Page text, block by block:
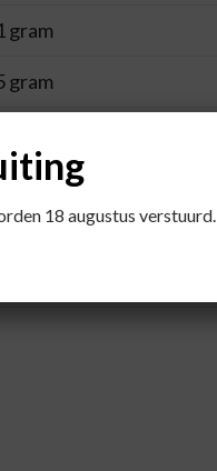
gram
gram
18 augustus verstuurd.